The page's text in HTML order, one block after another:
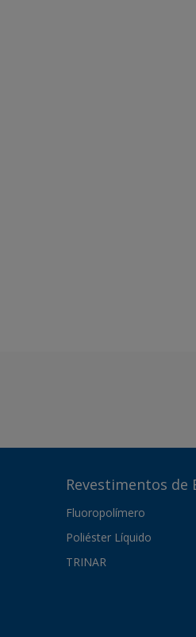
Revestimentos de
Fluoropolímero
Poliéster Líquido
TRINAR